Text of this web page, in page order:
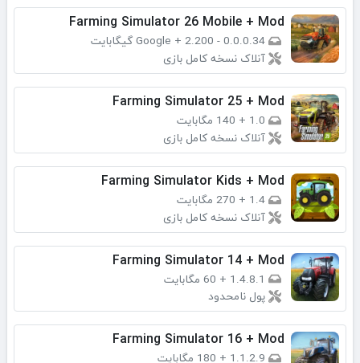
Farming Simulator 26 Mobile + Mod
0.0.0.34 - Google
+ 2.200 گیگابایت
آنلاک نسخه کامل بازی
Farming Simulator 25 + Mod
1.0
+ 140 مگابایت
آنلاک نسخه کامل بازی
Farming Simulator Kids + Mod
1.4
+ 270 مگابایت
آنلاک نسخه کامل بازی
Farming Simulator 14 + Mod
1.4.8.1
+ 60 مگابایت
پول نامحدود
Farming Simulator 16 + Mod
1.1.2.9
+ 180 مگابایت